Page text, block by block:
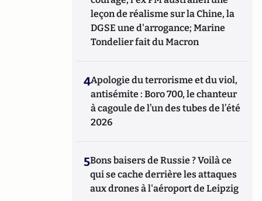
leçon de réalisme sur la Chine, la
DGSE une d'arrogance; Marine
Tondelier fait du Macron
4Apologie du terrorisme et du viol,
antisémite : Boro 700, le chanteur
à cagoule de l’un des tubes de l’été
2026
5Bons baisers de Russie ? Voilà ce
qui se cache derrière les attaques
aux drones à l'aéroport de Leipzig